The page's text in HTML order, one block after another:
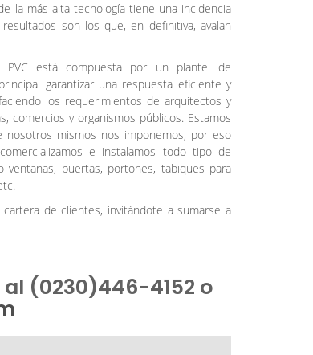
la más alta tecnología tiene una incidencia
son los que, en definitiva, avalan
PVC está compuesta por un plantel de
garantizar una respuesta eficiente y
los requerimientos de arquitectos y
comercios y organismos públicos. Estamos
mismos nos imponemos, por eso
e instalamos todo tipo de
puertas, portones, tabiques para
de clientes, invitándote a sumarse a
(0230)446-4152 o